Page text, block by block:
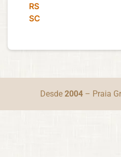
‎ ‎ ‎ RS
‎ ‎ ‎ SC
Desde 2004– Praia